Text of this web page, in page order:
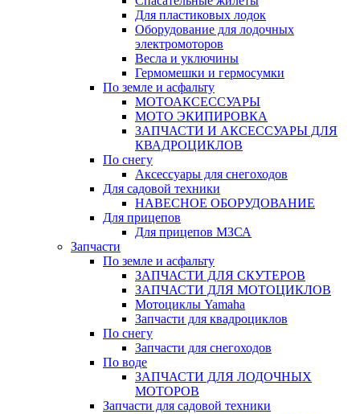
Для пластиковых лодок
Оборудование для лодочных
электромоторов
Весла и уключины
Гермомешки и гермосумки
По земле и асфальту
МОТОАКСЕССУАРЫ
МОТО ЭКИПИРОВКА
ЗАПЧАСТИ И АКСЕССУАРЫ ДЛЯ
КВАДРОЦИКЛОВ
По снегу
Аксессуары для снегоходов
Для садовой техники
НАВЕСНОЕ ОБОРУДОВАНИЕ
Для прицепов
Для прицепов МЗСА
Запчасти
По земле и асфальту
ЗАПЧАСТИ ДЛЯ СКУТЕРОВ
ЗАПЧАСТИ ДЛЯ МОТОЦИКЛОВ
Мотоциклы Yamaha
Запчасти для квадроциклов
По снегу
Запчасти для снегоходов
По воде
ЗАПЧАСТИ ДЛЯ ЛОДОЧНЫХ
МОТОРОВ
Запчасти для садовой техники